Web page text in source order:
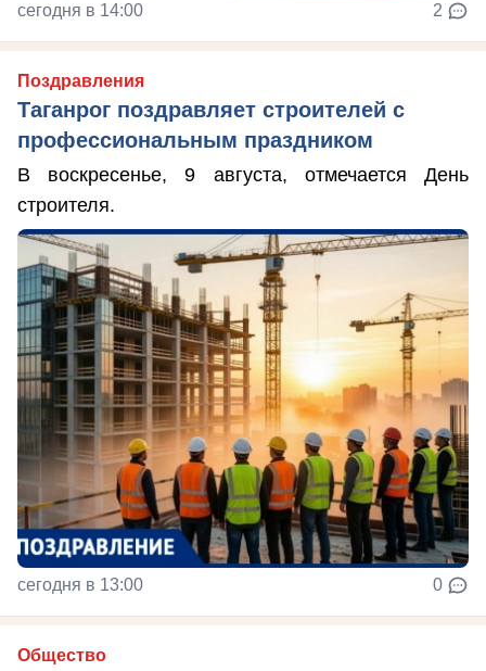
сегодня в 14:00 2
Поздравления
Таганрог поздравляет строителей с
профессиональным праздником
В воскресенье, 9 августа, отмечается День
строителя.
сегодня в 13:00 0
Общество